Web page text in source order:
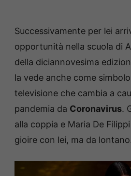
Successivamente per lei
opportunità nella scuola di
della diciannovesima
la vede anche come
televisione che cambia a
pandemia da Coronavirus.
alla coppia e Maria De
gioire con lei, ma da